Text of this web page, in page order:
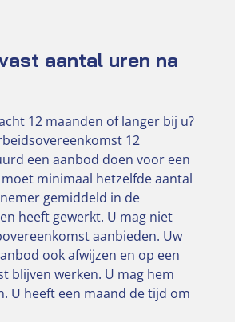
aantal uren na
12 maanden of langer bij u?
12
een aanbod doen voor een
minimaal hetzelfde aantal
gemiddeld in de
heeft gewerkt. U mag niet
aanbieden. Uw
ook afwijzen en op een
blijven werken. U mag hem
U heeft een maand de tijd om